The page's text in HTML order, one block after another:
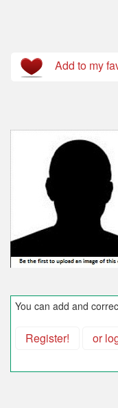
Add to my
You can add and
Register! or